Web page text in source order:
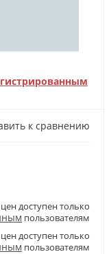
к сравнению
доступен только
пользователям
доступен только
пользователям